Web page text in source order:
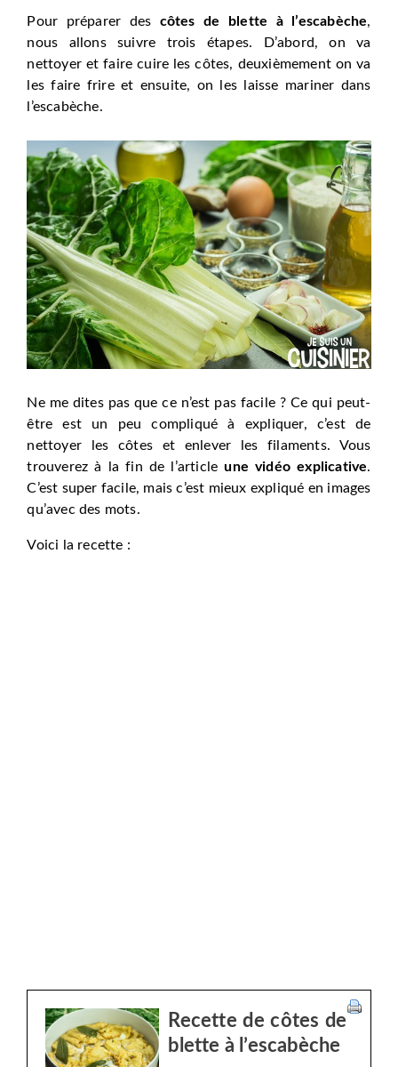
Pour préparer des côtes de blette à l’escabèche,
nous allons suivre trois étapes. D’abord, on va
nettoyer et faire cuire les côtes, deuxièmement on va
les faire frire et ensuite, on les laisse mariner dans
l’escabèche.
Ne me dites pas que ce n’est pas facile ? Ce qui peut-
être est un peu compliqué à expliquer, c’est de
nettoyer les côtes et enlever les filaments. Vous
trouverez à la fin de l’articleune vidéo explicative.
C’est super facile, mais c’est mieux expliqué en images
qu’avec des mots.
Voici la recette :
Recette de côtes de
blette à l’escabèche